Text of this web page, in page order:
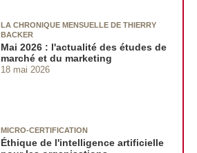
LA CHRONIQUE MENSUELLE DE THIERRY
BACKER
Mai 2026 : l'actualité des études de
marché et du marketing
18 mai 2026
MICRO-CERTIFICATION
Éthique de l'intelligence artificielle